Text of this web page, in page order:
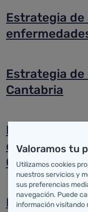
Estrategia
Estrategia de
Cantabria
Marco
de la Salud
Cantabria
Estrategia
Valoramos tu
Utilizamos cookies
nuestros servicios y
sus preferencias
navegación. Puede
información visitando